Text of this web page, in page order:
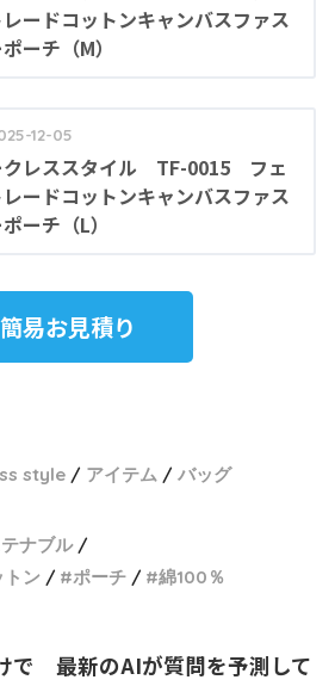
レードコットンキャンバスファス
ーチ（M）
12-05
クレススタイル TF-0015 フェ
レードコットンキャンバスファス
ーチ（L）
簡易お見積り
style アイテム
バッグ
ナブル
トン
ポーチ 綿100％
で　最新のAIが質問を予測して